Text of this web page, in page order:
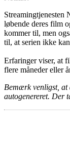
Streamingtjenesten
løbende deres film
kommer til, men
til, at serien ikke
Erfaringer viser, at
flere måneder eller
Bemærk venligst, at
autogenereret. Der